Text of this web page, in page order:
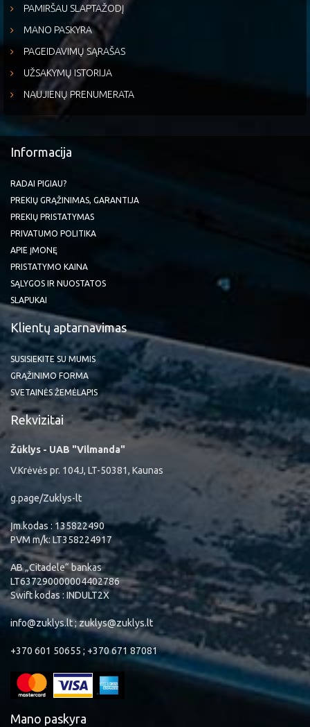
PAMIRŠAU SLAPTAŽODĮ
MANO PASKYRA
PAGEIDAVIMŲ SĄRAŠAS
UŽSAKYMŲ ISTORIJA
NAUJIENŲ PRENUMERATA
Informacija
RADAI PIGIAU?
PREKIŲ GRĄŽINIMAS, GARANTIJA
PREKIŲ PRISTATYMAS
PRIVATUMO POLITIKA
APIE ĮMONĘ
PRISTATYMO KAINA
SĄLYGOS IR NUOSTATOS
SLAPUKAI
Klientų aptarnavimas
SUSISIEKITE SU MUMIS
GRĄŽINIMO FORMA
SVETAINĖS ŽEMĖLAPIS
Rekvizitai
Žūklys - UAB "Vilmanda"
V.Krėvės pr. 104J, LT-50381, Kaunas
g.page/Zuklys-lt
Įm.kodas : 135822490
PVM m/k: LT358224917
AB „Citadele“ bankas
LT637290000004402786
Swift kodas : INDULT2X
info@zuklys.lt ; zuklys@zuklys.lt
+370 601 50655 ; +370 671 87081
Mano paskyra